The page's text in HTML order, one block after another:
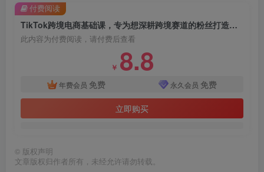
TikTok跨境电商基础课，专为想深耕跨境赛道的粉丝打造，解决抖音外站教学限制痛点
此内容为付费阅读，请付费后查看
￥ 8.8
年费会员 免费 永久会员 免费
立即购买
付费阅读
© 版权声明
文章版权归作者所有，未经允许请勿转载。